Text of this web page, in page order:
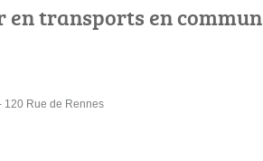
en transports en commun
120 Rue de Rennes